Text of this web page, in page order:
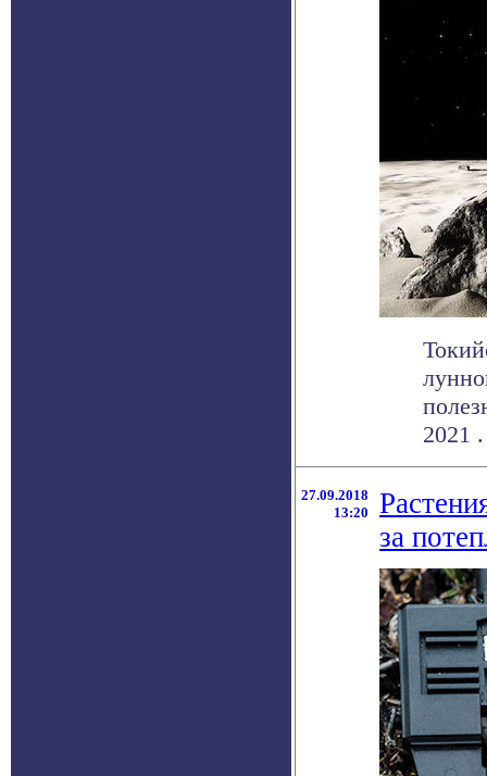
2021
27.09.2018
13:20
за